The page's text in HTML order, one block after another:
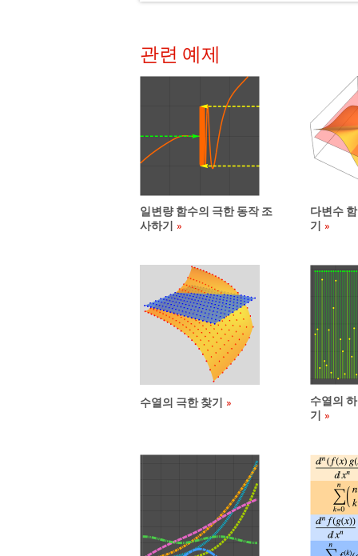
관련 예제
일변량 함수의 극한 동작 조
사하기
다변수
기
수열의 극한 찾기
수열의
기